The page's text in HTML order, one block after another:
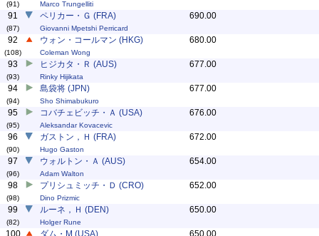
(91) Marco Trungelliti
91
(87)
ペリカー・Ｇ (FRA)
Giovanni Mpetshi Perricard
690.00
92
(108)
ウォン・コールマン (HKG)
Coleman Wong
680.00
93
(93)
ヒジカタ・Ｒ (AUS)
Rinky Hijikata
677.00
94
(94)
島袋将 (JPN)
Sho Shimabukuro
677.00
95
(95)
コバチェビッチ・Ａ (USA)
Aleksandar Kovacevic
676.00
96
(90)
ガストン，Ｈ (FRA)
Hugo Gaston
672.00
97
(96)
ウォルトン・Ａ (AUS)
Adam Walton
654.00
98
(98)
プリシュミッチ・Ｄ (CRO)
Dino Prizmic
652.00
99
(82)
ルーネ，Ｈ (DEN)
Holger Rune
650.00